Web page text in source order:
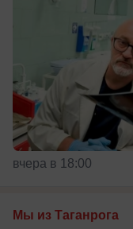
вчера в 18:00
Мы из Таганрога